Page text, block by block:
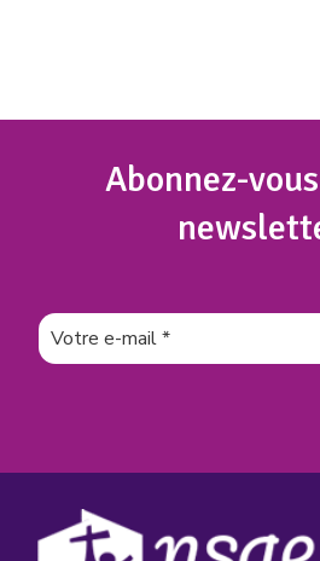
Abonnez-